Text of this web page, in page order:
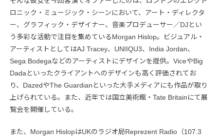
ロニック・ミュージック・シーンにおいて、アート・ディレクタ
ー、グラフィック・デザイナー、音楽プロデューサー／DJとい
う多彩な活動で注目を集めているMorgan Hislop。ビジュアル・
アーティストとしてはAJ Tracey、UNIIQU3、India Jordan、
Sega Bodegaなどのアーティストにデザインを提供。ViceやBig
Dadaといったクライアントへのデザインも高く評価されてお
り、DazedやThe Guardianといった大手メディアにも作品が取り
上げられている。また、近年では国立美術館・Tate Britainにて展
覧会を開催している。
また、Morgan HislopはUKのラジオ局Reprezent Radio（107.3